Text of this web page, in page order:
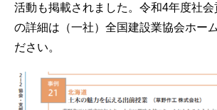
活動も掲載されました。令和4年度社
の詳細は（一社）全国建設業協会ホー
ださい。